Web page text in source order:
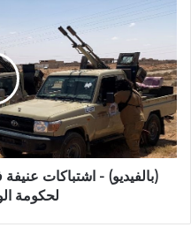
(بالفيديو) - اشتباكات
لحكومة